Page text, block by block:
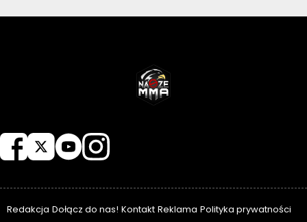
Redakcja Dołącz do nas! Kontakt Reklama Polityka prywatności